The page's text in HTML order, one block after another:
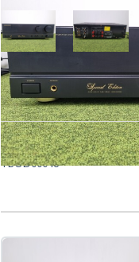
TBOD00048